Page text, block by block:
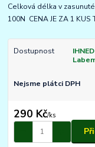
Celková délka v
100N CENA JE ZA 1 KUS
Dostupnost
Nejsme plátci DPH
290 Kč/ks